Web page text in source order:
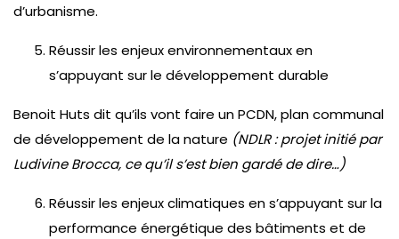
d’urbanisme.
Réussir les enjeux environnementaux en
s’appuyant sur le développement durable
Benoit Huts dit qu’ils vont faire un PCDN, plan communal
de développement de la nature (NDLR : projet initié par
Ludivine Brocca, ce qu’il s’est bien gardé de dire…)
Réussir les enjeux climatiques en s’appuyant sur la
performance énergétique des bâtiments et de